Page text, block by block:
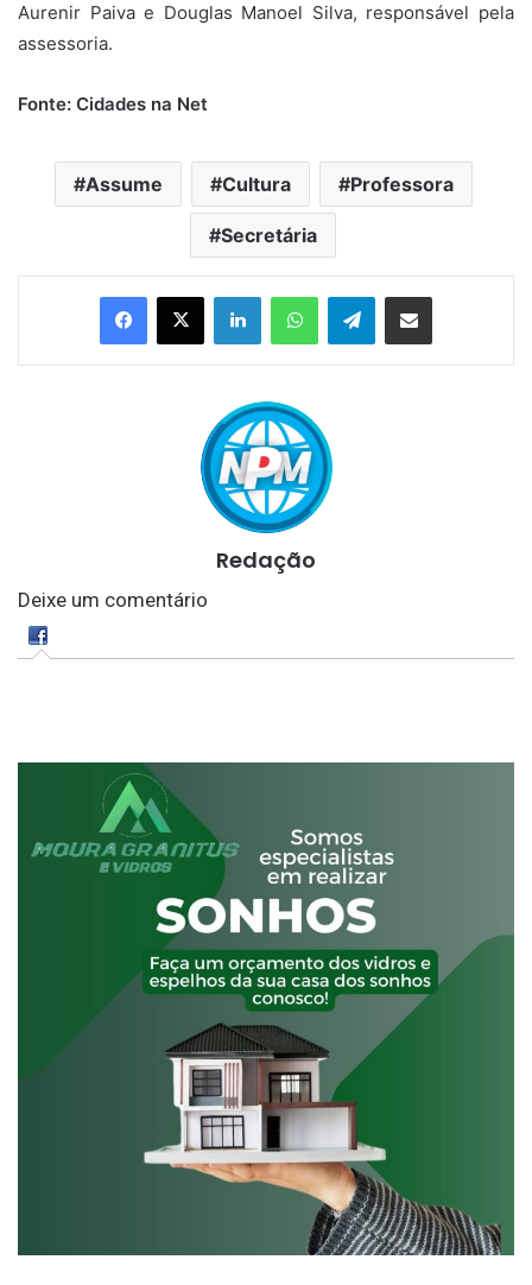
Aurenir Paiva e Douglas Manoel Silva, responsável pela
assessoria.
Fonte: Cidades na Net
Assume Cultura Professora
Secretária
Telegram
Redação
Deixe um comentário